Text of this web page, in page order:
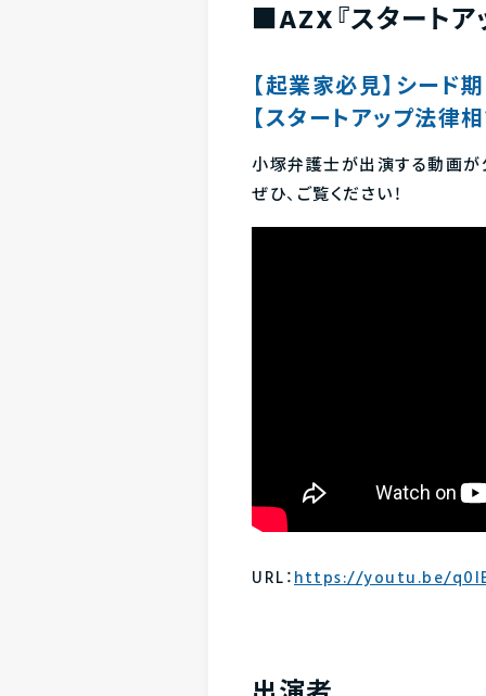
■AZX『スタート
【起業家必見】シー
【スタートアップ法律
小塚弁護士が出演する動画が
ぜひ、ご覧ください！
URL：https://youtu.be/